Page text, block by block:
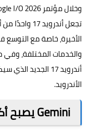
تجعل
والخدمات المختلفة، وفي
أندرويد 17
الأندرويد.
Gemini يصبح أكثر ذكاءً داخل التطبيقات